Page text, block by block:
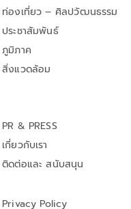
ท่องเที่ยว – ศิลปวัฒนธรรม
ประชาสัมพันธ์
ภูมิภาค
สิ่งแวดล้อม
PR & PRESS
เกี่ยวกับเรา
ติดต่อและ สนับสนุน
Privacy Policy